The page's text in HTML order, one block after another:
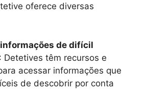
oferece diversas
de difícil
: Detetives têm recursos e
acessar informações que
de descobrir por conta